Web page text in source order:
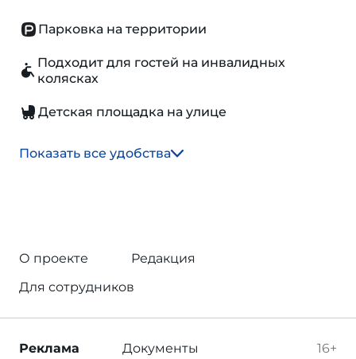
Парковка на территории
Подходит для гостей на инвалидных
колясках
Детская площадка на улице
Показать все удобства
О проекте
Редакция
Для сотрудников
16+
Реклама Документы